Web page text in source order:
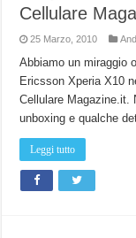
Cellulare
25 Marzo, 2010
Abbiamo un miraggio
Ericsson Xperia X10
Cellulare Magazine.it.
unboxing e qualche
Leggi tutto